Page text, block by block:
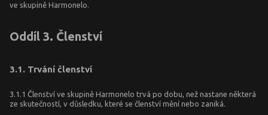
ve skupině Harmonelo.
Oddíl 3. Členství
3.1. Trvání členství
3.1.1 Členství ve skupině Harmonelo trvá po dobu, než nastane některá
ze skutečností, v důsledku, které se členství mění nebo zaniká.